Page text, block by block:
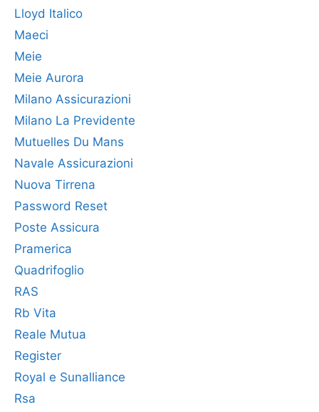
Lloyd Italico
Maeci
Meie
Meie Aurora
Milano Assicurazioni
Milano La Previdente
Mutuelles Du Mans
Navale Assicurazioni
Nuova Tirrena
Password Reset
Poste Assicura
Pramerica
Quadrifoglio
RAS
Rb Vita
Reale Mutua
Register
Royal e Sunalliance
Rsa